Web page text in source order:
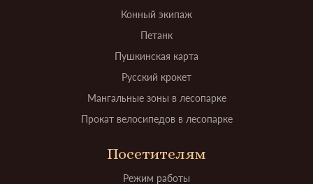
Конный экипаж
Петанк
Пушкинская карта
Русский крокет
Мангальные зоны в лесопарке
Прокат велосипедов в лесопарке
Посетителям
Режим работы